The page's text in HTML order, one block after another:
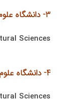
3- دانشگاه علوم كشاورزی گودولو(1920)
Sciences
4- دانشگاه علوم كشاورزی پانون(1797)
Sciences